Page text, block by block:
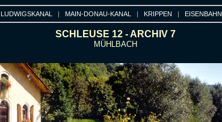
LUDWIGSKANAL | MAIN-DONAU-KANAL | KRIPPEN | EISENBAHN
SCHLEUSE 12 - ARCHIV 7
MÜHLBACH